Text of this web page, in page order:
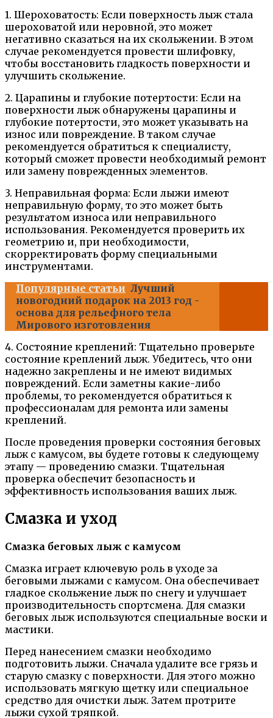
1. Шероховатость: Если поверхность лыж стала
шероховатой или неровной, это может
негативно сказаться на их скольжении. В этом
случае рекомендуется провести шлифовку,
чтобы восстановить гладкость поверхности и
улучшить скольжение.
2. Царапины и глубокие потертости: Если на
поверхности лыж обнаружены царапины и
глубокие потертости, это может указывать на
износ или повреждение. В таком случае
рекомендуется обратиться к специалисту,
который сможет провести необходимый ремонт
или замену поврежденных элементов.
3. Неправильная форма: Если лыжи имеют
неправильную форму, то это может быть
результатом износа или неправильного
использования. Рекомендуется проверить их
геометрию и, при необходимости,
скорректировать форму специальными
инструментами.
Популярные статьи Лучший
новогодний подарок на 2013 год -
основа для рельефного тела
Мирового изготовления
4. Состояние креплений: Тщательно проверьте
состояние креплений лыж. Убедитесь, что они
надежно закреплены и не имеют видимых
повреждений. Если заметны какие-либо
проблемы, то рекомендуется обратиться к
профессионалам для ремонта или замены
креплений.
После проведения проверки состояния беговых
лыж с камусом, вы будете готовы к следующему
этапу — проведению смазки. Тщательная
проверка обеспечит безопасность и
эффективность использования ваших лыж.
Смазка и уход
Смазка беговых лыж с камусом
Смазка играет ключевую роль в уходе за
беговыми лыжами с камусом. Она обеспечивает
гладкое скольжение лыж по снегу и улучшает
производительность спортсмена. Для смазки
беговых лыж используются специальные воски и
мастики.
Перед нанесением смазки необходимо
подготовить лыжи. Сначала удалите все грязь и
старую смазку с поверхности. Для этого можно
использовать мягкую щетку или специальное
средство для очистки лыж. Затем протрите
лыжи сухой тряпкой.